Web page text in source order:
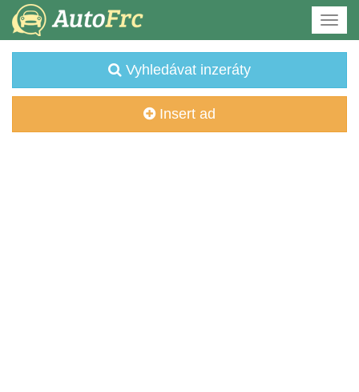
Vyhledávat inzeráty
Insert ad